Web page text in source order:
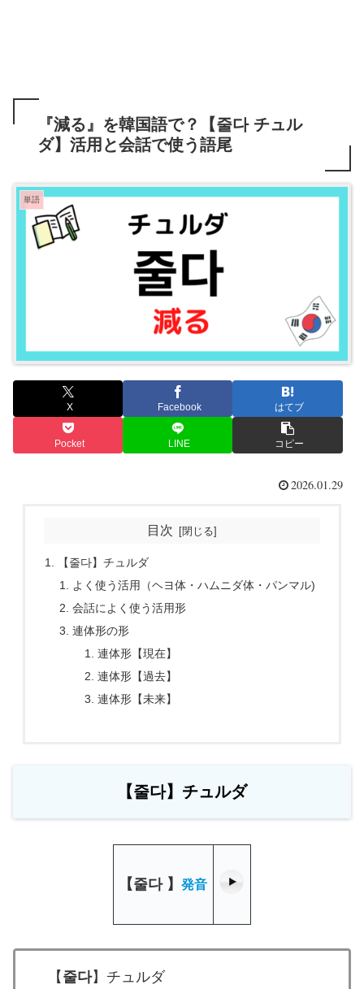
『減る』を韓国語で？【줄다 チュル
ダ】活用と会話で使う語尾
単語
X Facebook はてブ
Pocket LINE コピー
2026.01.29
目次
【줄다】チュルダ
よく使う活用（ヘヨ体・ハムニダ体・パンマル)
会話によく使う活用形
連体形の形
連体形【現在】
連体形【過去】
連体形【未来】
【줄다】チュルダ
【줄다】発音
【 줄다】チュルダ